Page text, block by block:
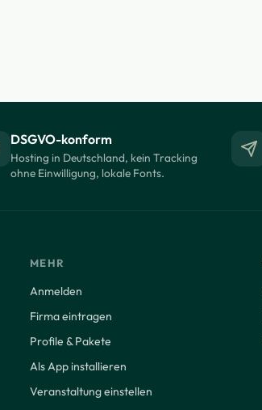
DSGVO-konform
Hosting in Deutschland, kein Tracking
ohne Einwilligung, lokale Fonts.
MEHR
Anmelden
Firma eintragen
Profile & Pakete
Als App installieren
Veranstaltung einstellen